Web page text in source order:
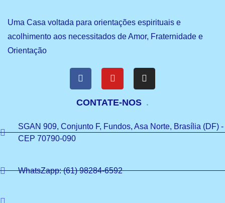
Uma Casa voltada para orientações espirituais e
acolhimento aos necessitados de Amor, Fraternidade e
Orientação
CONTATE-NOS
SGAN 909, Conjunto F, Fundos, Asa Norte, Brasília (DF) -
CEP 70790-090
WhatsZapp: (61) 98284-6592